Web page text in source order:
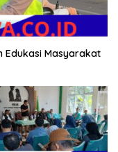
Edukasi Masyarakat